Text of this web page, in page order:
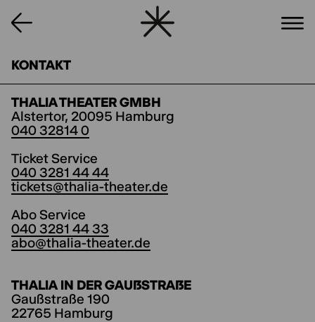
KONTAKT
THALIA THEATER GMBH
Alstertor, 20095 Hamburg
040 32814 0
Ticket Service
040 3281 44 44
tickets@thalia-theater.de
Abo Service
040 3281 44 33
abo@thalia-theater.de
THALIA IN DER GAUẞSTRAẞE
Gaußstraße 190
22765 Hamburg